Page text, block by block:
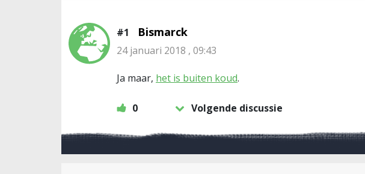
#1 Bismarck
24 januari 2018 , 09:43
Ja maar, het is buiten koud.
0 Volgende discussie